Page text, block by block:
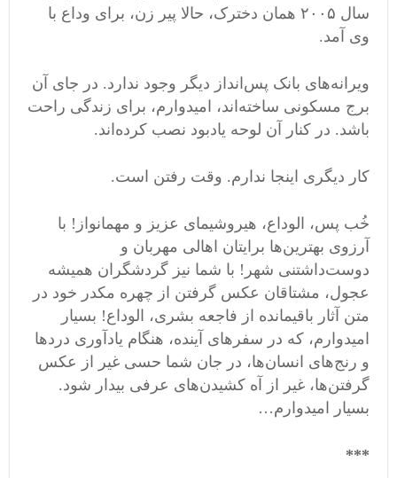
سال ۲٠٠۵ همان دخترک، حالا پیر زن، برای وداع با
وی آمد.
ویرانه‌های بانک پس‌انداز دیگر وجود ندارد. در جای آن
برج مسکونی ساخته‌اند، امیدوارم، برای زندگی راحت
باشد. در کنار آن لوحه یادبود نصب کرده‌اند.
کار دیگری اینجا ندارم. وقت رفتن است.
خُب پس، الوداع، هیروشیمای عزیز و مهمانواز! با
آرزوی بهترین‌ها برایتان اهالی مهربان و
دوست‌داشتنی شهر! با شما نیز گردشگران همیشه
عجول، مشتاقان عکس گرفتن از چهره مکدر خود در
متن آثار باقیمانده از فاجعه بشری، الوداع! بسیار
امیدوارم، که در سفرهای آینده، هنگام یادآوری دردها
و رنج‌های انسان‌ها، در جان شما حسی غیر از عکس
گرفتن‌ها، غیر از آه کشیدن‌های عرفی بیدار شود.
بسیار امیدوارم…
***